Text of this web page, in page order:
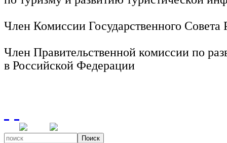
Член Комиссии Государственного
Член Правительственной комиссии по
в Российской Федерации
Поиск